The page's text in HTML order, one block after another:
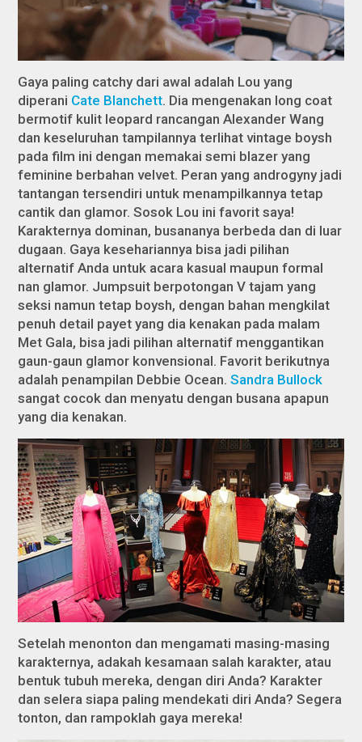
Gaya paling catchy dari awal adalah Lou yang
diperani Cate Blanchett. Dia mengenakan long coat
bermotif kulit leopard rancangan Alexander Wang
dan keseluruhan tampilannya terlihat vintage boysh
pada film ini dengan memakai semi blazer yang
feminine berbahan velvet. Peran yang androgyny jadi
tantangan tersendiri untuk menampilkannya tetap
cantik dan glamor. Sosok Lou ini favorit saya!
Karakternya dominan, busananya berbeda dan di luar
dugaan. Gaya kesehariannya bisa jadi pilihan
alternatif Anda untuk acara kasual maupun formal
nan glamor. Jumpsuit berpotongan V tajam yang
seksi namun tetap boysh, dengan bahan mengkilat
penuh detail payet yang dia kenakan pada malam
Met Gala, bisa jadi pilihan alternatif menggantikan
gaun-gaun glamor konvensional. Favorit berikutnya
adalah penampilan Debbie Ocean.Sandra Bullock
sangat cocok dan menyatu dengan busana apapun
yang dia kenakan.
Setelah menonton dan mengamati masing-masing
karakternya, adakah kesamaan salah karakter, atau
bentuk tubuh mereka, dengan diri Anda? Karakter
dan selera siapa paling mendekati diri Anda? Segera
tonton, dan rampoklah gaya mereka!